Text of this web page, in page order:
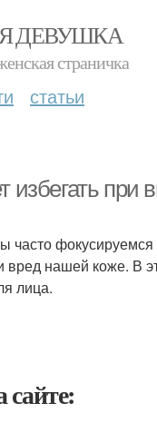
ДЕВУШКА
страничка
статьи
избегать
вред нашей коже. В
лица.
сайте: